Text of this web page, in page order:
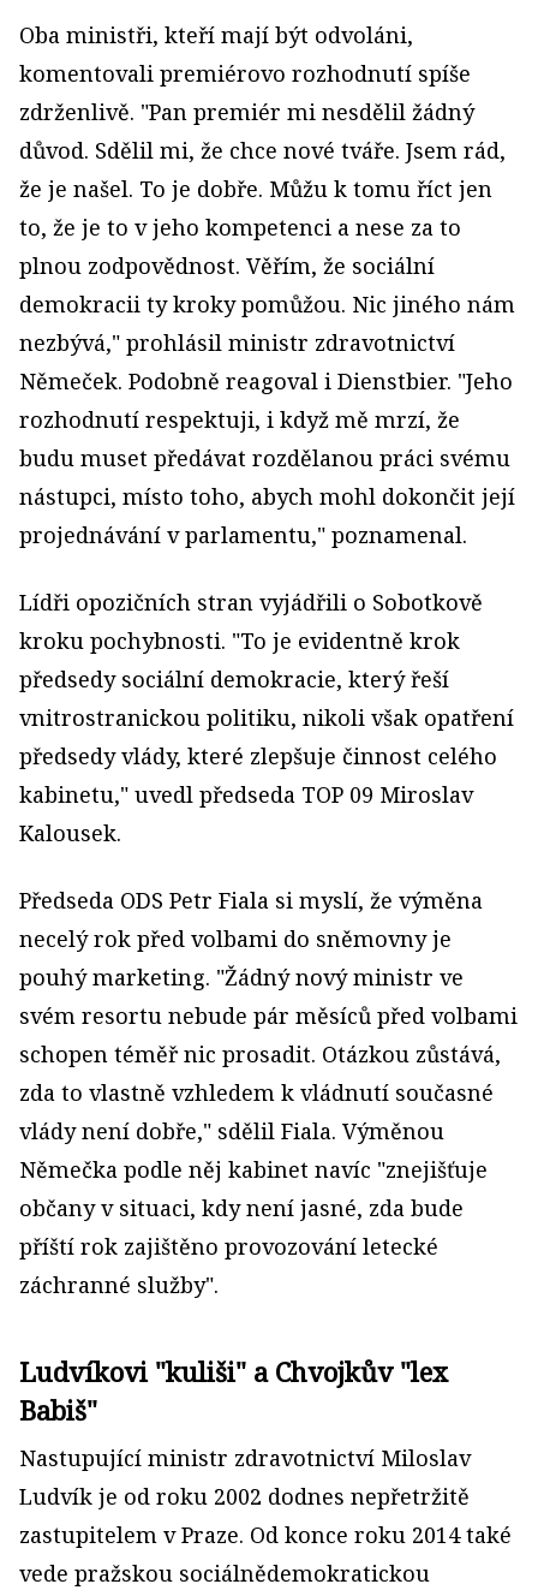
Oba ministři, kteří mají být odvoláni,
komentovali premiérovo rozhodnutí spíše
zdrženlivě. "Pan premiér mi nesdělil žádný
důvod. Sdělil mi, že chce nové tváře. Jsem rád,
že je našel. To je dobře. Můžu k tomu říct jen
to, že je to v jeho kompetenci a nese za to
plnou zodpovědnost. Věřím, že sociální
demokracii ty kroky pomůžou. Nic jiného nám
nezbývá," prohlásil ministr zdravotnictví
Němeček. Podobně reagoval i Dienstbier. "Jeho
rozhodnutí respektuji, i když mě mrzí, že
budu muset předávat rozdělanou práci svému
nástupci, místo toho, abych mohl dokončit její
projednávání v parlamentu," poznamenal.
Lídři opozičních stran vyjádřili o Sobotkově
kroku pochybnosti. "To je evidentně krok
předsedy sociální demokracie, který řeší
vnitrostranickou politiku, nikoli však opatření
předsedy vlády, které zlepšuje činnost celého
kabinetu," uvedl předseda TOP 09 Miroslav
Kalousek.
Předseda ODS Petr Fiala si myslí, že výměna
necelý rok před volbami do sněmovny je
pouhý marketing. "Žádný nový ministr ve
svém resortu nebude pár měsíců před volbami
schopen téměř nic prosadit. Otázkou zůstává,
zda to vlastně vzhledem k vládnutí současné
vlády není dobře," sdělil Fiala. Výměnou
Němečka podle něj kabinet navíc "znejišťuje
občany v situaci, kdy není jasné, zda bude
příští rok zajištěno provozování letecké
záchranné služby".
Ludvíkovi "kuliši" a Chvojkův "lex
Babiš"
Nastupující ministr zdravotnictví Miloslav
Ludvík je od roku 2002 dodnes nepřetržitě
zastupitelem v Praze. Od konce roku 2014 také
vede pražskou sociálnědemokratickou